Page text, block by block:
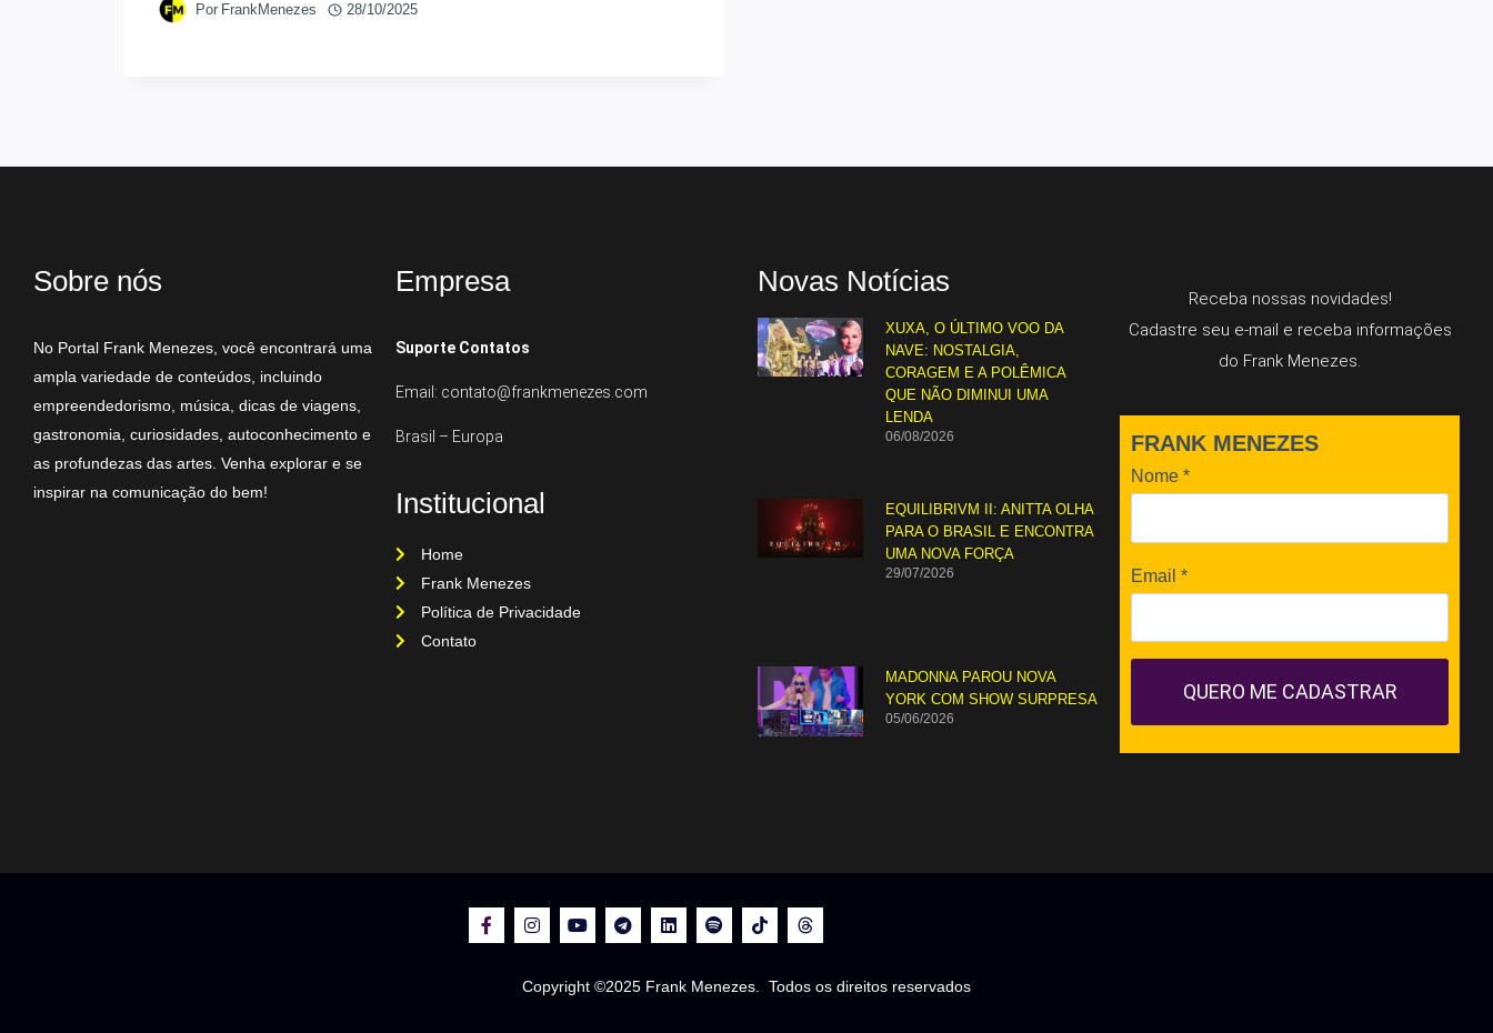
Por FrankMenezes 28/10/2025
Sobre nós
No Portal Frank Menezes, você encontrará uma
ampla variedade de conteúdos, incluindo
empreendedorismo, música, dicas de viagens,
gastronomia, curiosidades, autoconhecimento e
as profundezas das artes. Venha explorar e se
inspirar na comunicação do bem!
Empresa
Suporte Contatos
Email: contato@frankmenezes.com
Brasil – Europa
Institucional
Home
Frank Menezes
Política de Privacidade
Contato
Novas Notícias
XUXA, O ÚLTIMO VOO DA
NAVE: NOSTALGIA,
CORAGEM E A POLÊMICA
QUE NÃO DIMINUI UMA
LENDA
06/08/2026
EQUILIBRIVM II: ANITTA OLHA
PARA O BRASIL E ENCONTRA
UMA NOVA FORÇA
29/07/2026
MADONNA PAROU NOVA
YORK COM SHOW SURPRESA
05/06/2026
Receba nossas novidades!
Cadastre seu e-mail e receba informações
do Frank Menezes.
FRANK MENEZES
Nome *
Email *
QUERO ME CADASTRAR
Copyright ©2025 Frank Menezes. Todos os direitos reservados